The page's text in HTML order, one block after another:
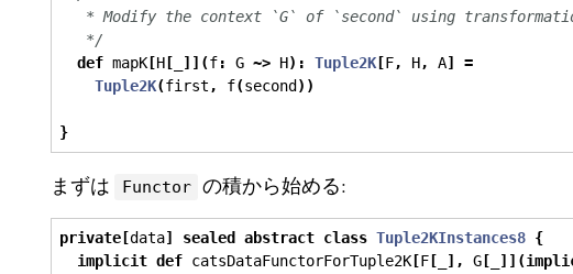
* Modify the context `G` of `second` using
*/
def mapK[H [ ]](f: G ~> H): Tuple2K[F, H, A]
=
Tuple2K(first, f(second ))
}
まずは Functor の積から始める:
private [data] sealed abstract class Tuple2KInstances8 {
implicit def catsDataFunctorForTuple2K[F [ ], G [ ]](